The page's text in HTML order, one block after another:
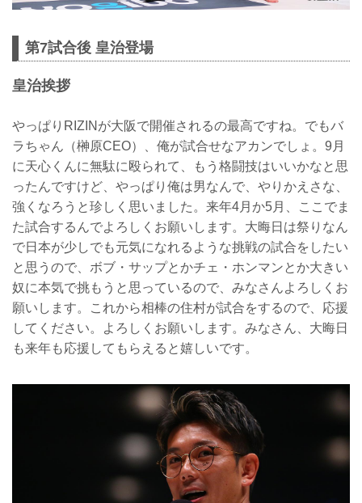
第7試合後 皇治登場
皇治挨拶
やっぱりRIZINが大阪で開催されるの最高ですね。でもバ
ラちゃん（榊原CEO）、俺が試合せなアカンでしょ。9月
に天心くんに無駄に殴られて、もう格闘技はいいかなと思
ったんですけど、やっぱり俺は男なんで、やりかえさな、
強くなろうと珍しく思いました。来年4月か5月、ここでま
た試合するんでよろしくお願いします。大晦日は祭りなん
で日本が少しでも元気になれるような挑戦の試合をしたい
と思うので、ボブ・サップとかチェ・ホンマンとか大きい
奴に本気で挑もうと思っているので、みなさんよろしくお
願いします。これから相棒の住村が試合をするので、応援
してください。よろしくお願いします。みなさん、大晦日
も来年も応援してもらえると嬉しいです。